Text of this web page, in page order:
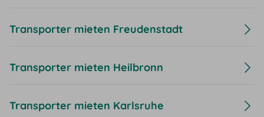
Transporter mieten Freudenstadt
Transporter mieten Heilbronn
Transporter mieten Karlsruhe